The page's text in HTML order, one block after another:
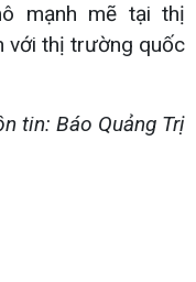
mạnh mẽ tại thị
với thị trường quốc
tin: Báo Quảng Trị